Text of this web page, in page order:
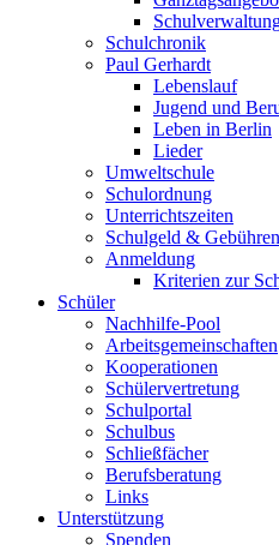
Schulchronik
Paul Gerhardt
Lebenslauf
Jugend und
Leben in Berlin
Lieder
Umweltschule
Schulordnung
Unterrichtszeiten
Schulgeld & Gebühren
Anmeldung
Kriterien zur
Schüler
Nachhilfe-Pool
Arbeitsgemeinschaften
Kooperationen
Schülervertretung
Schulportal
Schulbus
Schließfächer
Berufsberatung
Links
Unterstützung
Spenden